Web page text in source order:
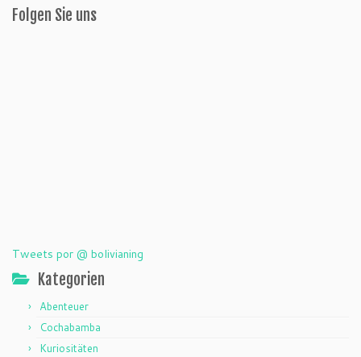
Folgen Sie uns
Tweets por @ bolivianing
Kategorien
Abenteuer
Cochabamba
Kuriositäten